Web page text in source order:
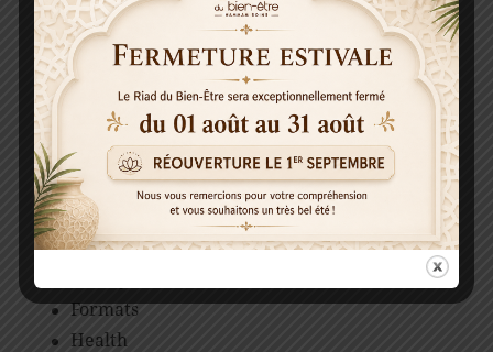
SEARCH
CATÉGORIES
Formats
Health